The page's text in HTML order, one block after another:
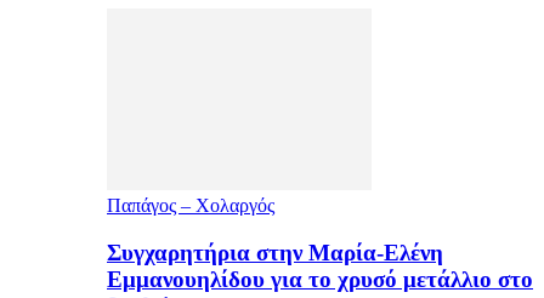
Παπάγος – Χολαργός
Συγχαρητήρια στην Μαρία-Ελένη
Εμμανουηλίδου για το χρυσό μετάλλιο στο